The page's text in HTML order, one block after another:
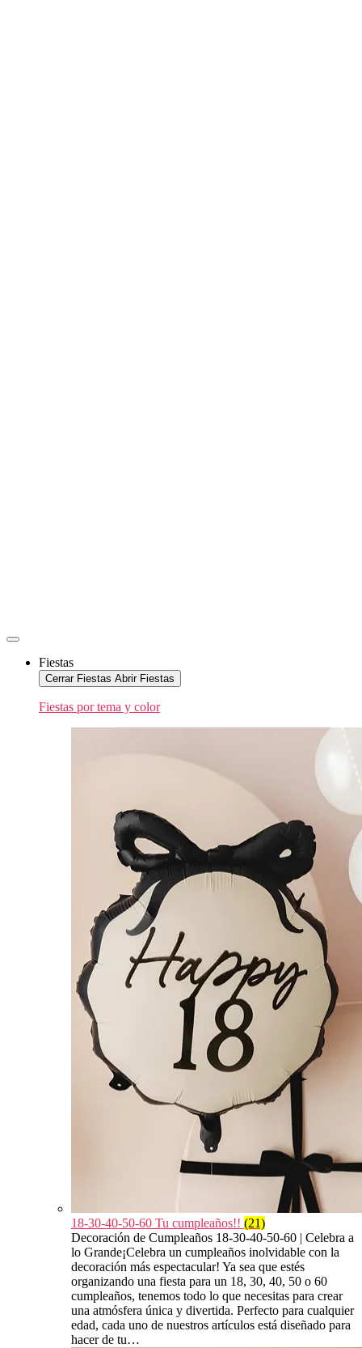
Fiestas
Cerrar Fiestas Abrir Fiestas
Fiestas por tema y color
18-30-40-50-60 Tu cumpleaños!! (21)
Decoración de Cumpleaños 18-30-40-50-60 | Celebra a
lo Grande¡Celebra un cumpleaños inolvidable con la
decoración más espectacular! Ya sea que estés
organizando una fiesta para un 18, 30, 40, 50 o 60
cumpleaños, tenemos todo lo que necesitas para crear
una atmósfera única y divertida. Perfecto para cualquier
edad, cada uno de nuestros artículos está diseñado para
hacer de tu…